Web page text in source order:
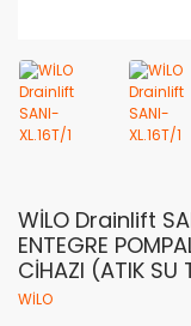
WİLO Drainlift
ENTEGRE
CİHAZI (ATIK SU
WİLO